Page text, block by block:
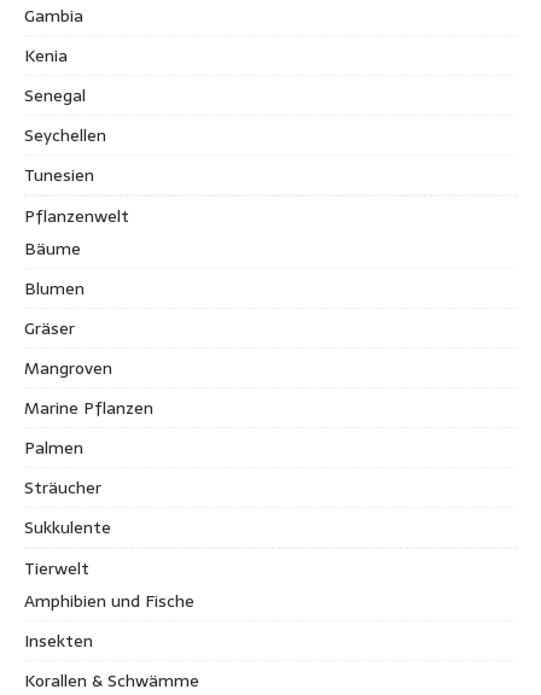
Gambia
Kenia
Senegal
Seychellen
Tunesien
Pflanzenwelt
Bäume
Blumen
Gräser
Mangroven
Marine Pflanzen
Palmen
Sträucher
Sukkulente
Tierwelt
Amphibien und Fische
Insekten
Korallen & Schwämme